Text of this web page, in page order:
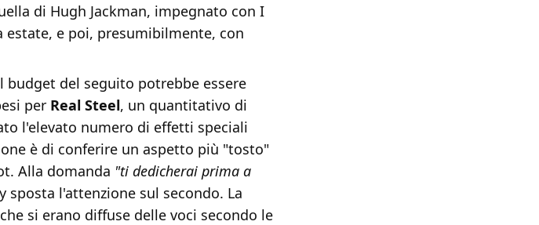
di Hugh Jackman, impegnato con I
e poi, presumibilmente, con
del seguito potrebbe essere
per Real Steel, un quantitativo di
l'elevato numero di effetti speciali
è di conferire un aspetto più "tosto"
Alla domanda "ti dedicherai prima a
sposta l'attenzione sul secondo. La
si erano diffuse delle voci secondo le